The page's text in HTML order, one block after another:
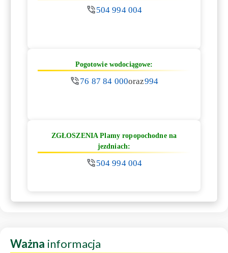
504 994 004
Pogotowie wodociągowe:
76 87 84 000oraz994
ZGŁOSZENIA Plamy ropopochodne na
jezdniach:
504 994 004
Ważna informacja